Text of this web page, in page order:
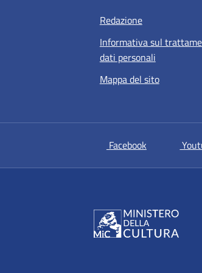
Redazione
Informativa sul
dati personali
Mappa del sito
Facebooksi apre in una